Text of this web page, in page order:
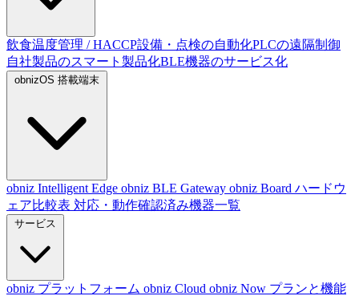
飲食温度管理 / HACCP設備・点検の自動化PLCの遠隔制御
自社製品のスマート製品化BLE機器のサービス化
obniz Intelligent Edge obniz BLE Gateway obniz Board ハードウ
ェア比較表 対応・動作確認済み機器一覧
obniz プラットフォーム obniz Cloud obniz Now プランと機能